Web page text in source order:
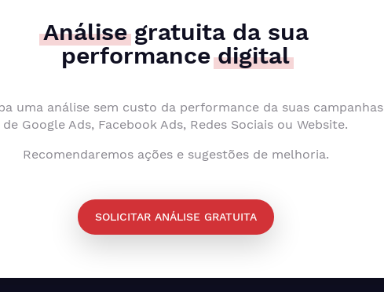
Análisegratuita da sua
performancedigital
uma análise sem custo da performance da suas campanhas
de Google Ads, Facebook Ads, Redes Sociais ou Website.
Recomendaremos ações e sugestões de melhoria.
SOLICITAR ANÁLISE GRATUITA